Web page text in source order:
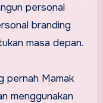
personal
branding
masa depan.
pernah Mamak
menggunakan